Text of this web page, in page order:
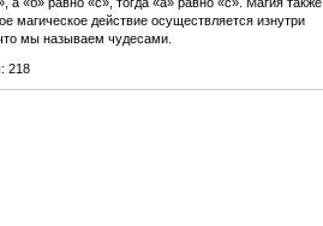
магическое действие осуществляется изнутри
мы называем чудесами.
218